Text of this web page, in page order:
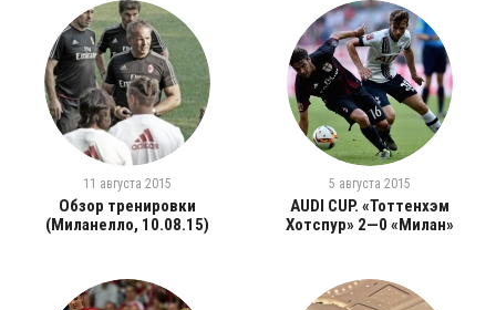
11 августа 2015
Обзор тренировки
(Миланелло, 10.08.15)
5 августа 2015
AUDI CUP. «Тоттенхэм
Хотспур» 2—0 «Милан»